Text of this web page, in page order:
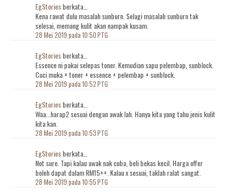
EgStoriesberkata…
Kena rawat dulu masalah sunburn. Selagi masalah sunburn tak
selesai, memang kulit akan nampak kusam.
28 Mei 2019 pada 10:50 PTG
EgStoriesberkata…
Essence ni pakai selepas toner. Kemudian sapu pelembap, sunblock.
Cuci muka + toner + essence + pelembap + sunblock.
28 Mei 2019 pada 10:52 PTG
EgStoriesberkata…
Waa...harap2 sesuai dengan awak lah. Hanya kita yang tahu jenis kulit
kita kan.
28 Mei 2019 pada 10:53 PTG
EgStoriesberkata…
Not sure. Tapi kalau awak nak cuba, beli bekas kecil. Harga offer
boleh dapat dalam RM15++. Kalau x sesuai, taklah ralat sangat.
28 Mei 2019 pada 10:55 PTG